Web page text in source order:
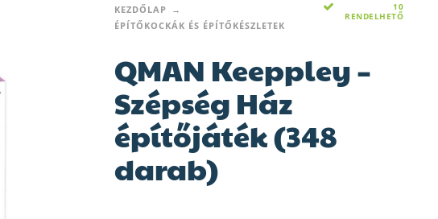
KEZDŐLAP
ÉPÍTŐKOCKÁK ÉS ÉPÍTŐKÉSZLETEK
10
RENDELHETŐ
QMAN Keeppley –
Szépség Ház
építőjáték (348
darab)